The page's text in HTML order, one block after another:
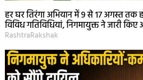
हर घर तिरंगा अभियान में 9 से 17 अगस्त तक
विविध गतिविधियां, निगमायुक्त ने जारी
RashtraRakshak